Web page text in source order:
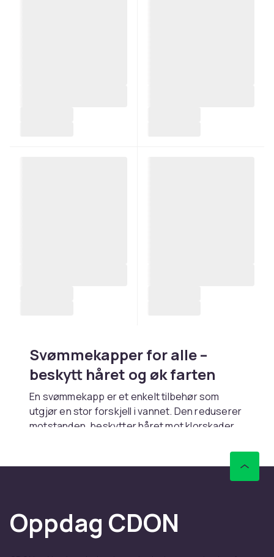
Svømmekapper for alle –
beskytt håret og øk farten
En svømmekapp er et enkelt tilbehør som
utgjør en stor forskjell i vannet. Den reduserer
motstanden, beskytter håret mot klorskader
familien – fra barn til voksne, til trening og
Silikon vs. latex
svømmekapper
Oppdag CDON